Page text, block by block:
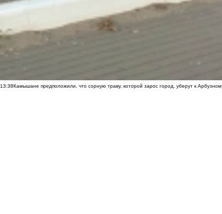
13:38Камышане предположили, что сорную траву, которой зарос город, уберут к